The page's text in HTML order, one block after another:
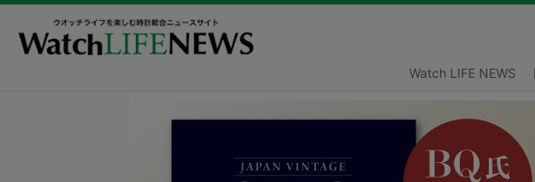
Watch LIFE NEWS